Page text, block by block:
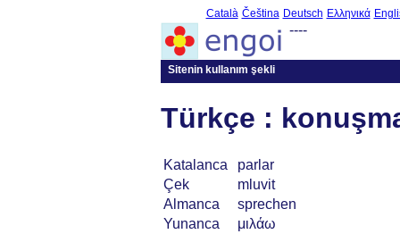
Català Čeština Deutsch Ελληνικά
----
Sitenin kullanım şekli
Türkçe :
Katalanca
parlar
Çek
mluvit
Almanca
sprechen
Yunanca
μιλάω